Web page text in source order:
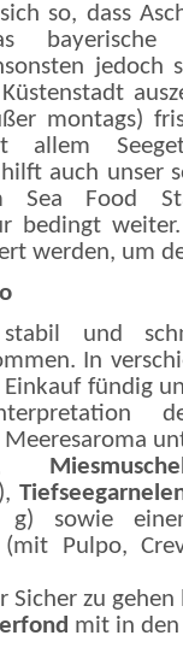
so, dass
jedoch
montags)
allem
auch unser
Food
bedingt
werden, um
stabil und
In
fündig
Meeresaroma
sowie
(mit Pulpo,
Sicher zu
mit in den